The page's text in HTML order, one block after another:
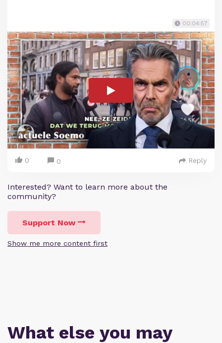
00:04:57
0 0 Reply
Interested? Want to learn more about the
community?
Support Now
Show me more content first
What else you may